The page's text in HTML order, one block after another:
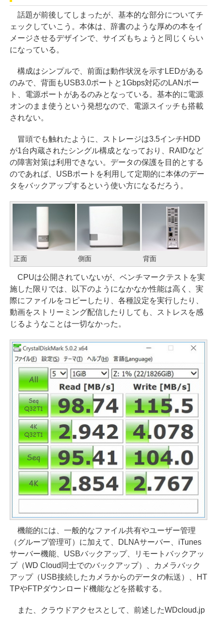
話題が前後してしまったが、基本的な部分についてチ
ェックしていこう。本体は、辞書のような厚めの本をイ
メージさせるデザインで、サイズもちょうと同じくらい
になっている。
構成はシンプルで、前面は動作状況を示すLEDがある
のみで、背面もUSB3.0ポートと1Gbps対応のLANポー
ト、電源ポートがあるのみとなっている。基本的に電源
オンのまま使うという発想なので、電源スイッチも搭載
されない。
冒頭でも触れたように、ストレージは3.5インチHDD
が1台内蔵されたシングル構成となっており、RAIDなど
の障害対策は利用できない。データの保護を目的とする
のであれば、USBポートを利用して定期的に本体のデー
タをバックアップするという使い方になるだろう。
正面 側面 背面
CPUは公開されていないが、ベンチマークテストを実
施した限りでは、以下のようになかなか性能は高く、実
際にファイルをコピーしたり、各種設定を実行したり、
動画をストリーミング配信したりしても、ストレスを感
じるようなことは一切なかった。
機能的には、一般的なファイル共有やユーザー管理
（グループ管理可）に加えて、DLNAサーバー、iTunes
サーバー機能、USBバックアップ、リモートバックアッ
プ（WD Cloud同士でのバックアップ）、カメラバック
アップ（USB接続したカメラからのデータの転送）、HT
TPやFTPダウンロード機能などを搭載する。
また、クラウドアクセスとして、前述したWDcloud.jp